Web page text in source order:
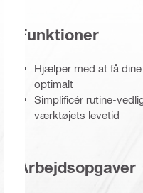
Funktioner
Hjælper med at få
optimalt
Simplificér rutine-
værktøjets levetid
Arbejdsopgaver